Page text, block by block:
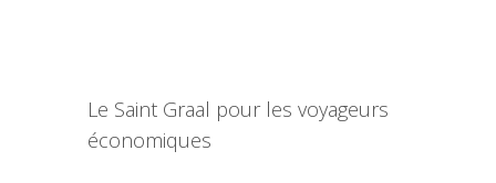
Le Saint Graal pour les voyageurs
économiques